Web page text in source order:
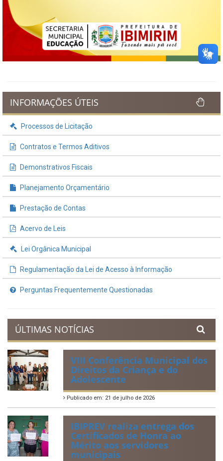
INFORMAÇÕES ÚTEIS
Processos de Licitação
Contratos e Termos Aditivos
Demonstrativos Fiscais
Planejamento Orçamentário
Prestação de Contas
Acervo de Leis
Lei Orgânica Municipal
Regulamentação da Lei de Acesso à Informação
Perguntas Frequentemente Questionadas
ÚLTIMAS NOTÍCIAS
VIII Conferência Municipal dos
Direitos da Criança e do
Adolescente
Publicado em: 21 de julho de 2026
IBIPREV realiza entrega dos
Certificados de Honra ao
Mérito aos servidores
municipais